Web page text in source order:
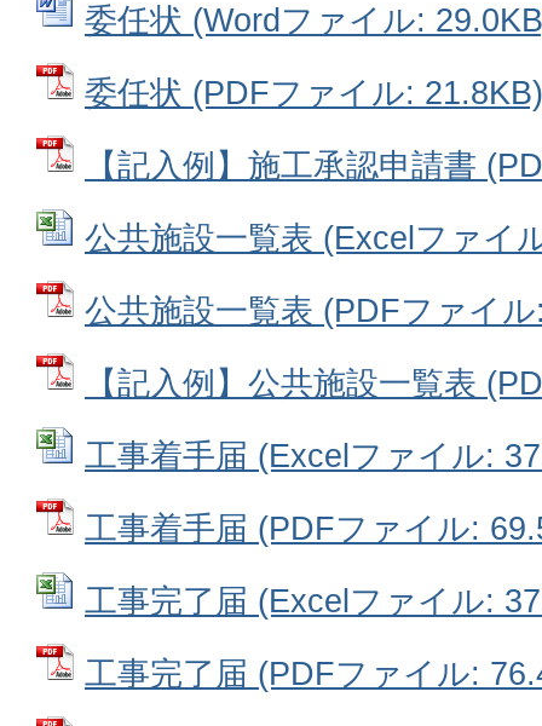
委任状 (Wordファイル:
委任状 (PDFファイル: 21.8KB)
【記入例】施工承認申請書
公共施設一覧表 (Excelファイ
公共施設一覧表 (PDFファイ
【記入例】公共施設一覧表
工事着手届 (Excelファイル:
工事着手届 (PDFファイル:
工事完了届 (Excelファイル:
工事完了届 (PDFファイル: